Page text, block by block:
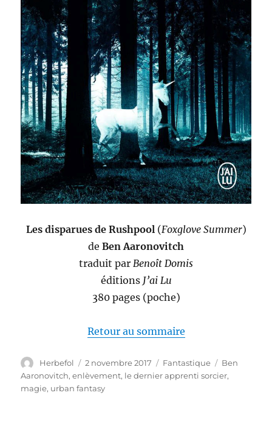
Les disparues de Rushpool (Foxglove Summer)
de Ben Aaronovitch
traduit par Benoît Domis
éditions J’ai Lu
380 pages (poche)
Retour au sommaire
Auteur
Herbefol
Publié
le
2 novembre 2017 Catégories
Fantastique Étiquettes
Ben
Aaronovitch,enlèvement, le dernier apprenti sorcier,
magie, urban fantasy